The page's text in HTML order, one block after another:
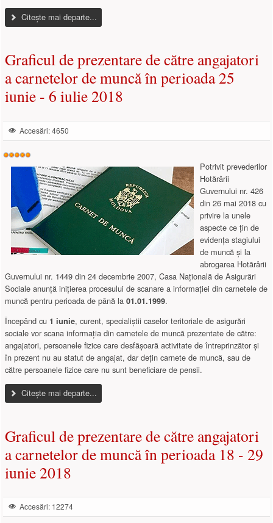
Citește mai departe...
Graficul de prezentare de către angajatori
a carnetelor de muncă în perioada 25
iunie - 6 iulie 2018
Accesări: 4650
Evaluare
utilizator:5/5
Potrivit prevederilor
Hotărârii
Guvernului nr. 426
din 26 mai 2018 cu
privire la unele
aspecte ce ţin de
evidenţa stagiului
de muncă şi la
abrogarea Hotărârii
Guvernului nr. 1449 din 24 decembrie 2007, Casa Naţională de Asigurări
Sociale anunţă iniţierea procesului de scanare a informaţiei din carnetele de
muncă pentru perioada de până la01.01.1999.
Începând cu1 iunie, curent, specialiștii caselor teritoriale de asigurări
sociale vor scana informația din carnetele de muncă prezentate de către:
angajatori, persoanele fizice care desfășoară activitate de întreprinzător şi
în prezent nu au statut de angajat, dar dețin carnete de muncă, sau de
către persoanele fizice care nu sunt beneficiare de pensii.
Citește mai departe...
Graficul de prezentare de către angajatori
a carnetelor de muncă în perioada 18 - 29
iunie 2018
Accesări: 12274